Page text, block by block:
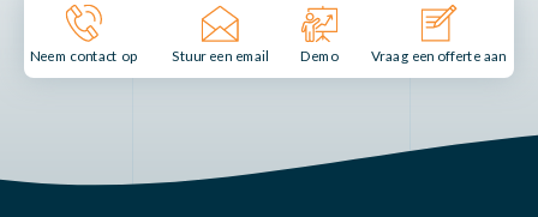
Neem contact op Stuur een email Demo Vraag een offerte aan